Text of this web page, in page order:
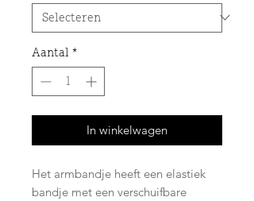
Aantal *
In winkelwagen
Het armbandje heeft een elastiek
bandje met een verschuifbare